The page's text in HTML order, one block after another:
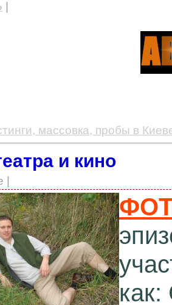
массовка, пробы в
и кино
|